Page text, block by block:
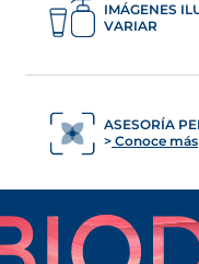
IMÁGENES
VARIAR
ASESORÍA
Conoce más